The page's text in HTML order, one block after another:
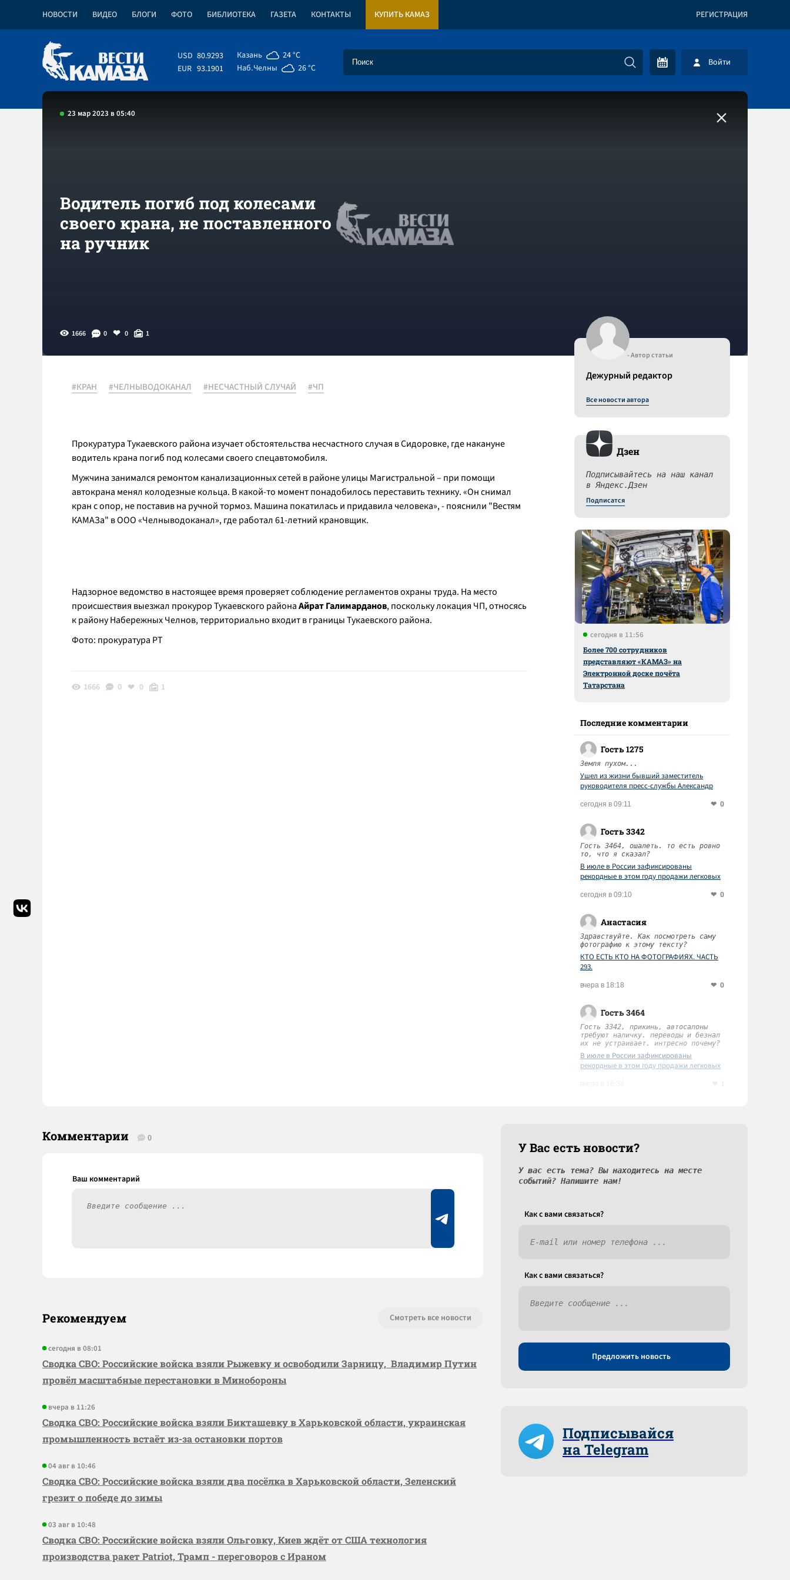
НОВОСТИ ВИДЕО БЛОГИ ФОТО БИБЛИОТЕКА ГАЗЕТА КОНТАКТЫ КУПИТЬ КАМАЗ РЕГИСТРАЦИЯ
USD 80.9293
EUR 93.1901
Казань
24 °C
Наб.Челны
26 °C Войти
23 мар 2023 в 05:40
Водитель погиб под колесами
своего крана, не поставленного
на ручник
1666 0 0 1
#КРАН #ЧЕЛНЫВОДОКАНАЛ #НЕСЧАСТНЫЙ СЛУЧАЙ #ЧП
Прокуратура Тукаевского района изучает обстоятельства несчастного случая в Сидоровке, где накануне
водитель крана погиб под колесами своего спецавтомобиля.
Мужчина занимался ремонтом канализационных сетей в районе улицы Магистральной – при помощи
автокрана менял колодезные кольца. В какой-то момент понадобилось переставить технику. «Он снимал
кран с опор, не поставив на ручной тормоз. Машина покатилась и придавила человека», - пояснили "Вестям
КАМАЗа" в ООО «Челныводоканал», где работал 61-летний крановщик.
Надзорное ведомство в настоящее время проверяет соблюдение регламентов охраны труда. На место
происшествия выезжал прокурор Тукаевского районаАйрат Галимарданов, поскольку локация ЧП, относясь
к району Набережных Челнов, территориально входит в границы Тукаевского района.
Фото: прокуратура РТ
1666 0 0 1
- Автор статьи
Дежурный редактор
Все новости автора
Дзен
Подписывайтесь на наш канал
в Яндекс.Дзен
Подписатся
сегодня в 11:56
Более 700 сотрудников
представляют «КАМАЗ» на
Электронной доске почёта
Татарстана
Последние комментарии
Гость 1275
Земля пухом...
Ушел из жизни бывший заместитель
руководителя пресс-службы Александр
сегодня в 09:11 0
Гость 3342
Гость 3464, ошалеть. то есть ровно
то, что я сказал?
В июле в России зафиксированы
рекордные в этом году продажи легковых
сегодня в 09:10 0
Анастасия
Здравствуйте. Как посмотреть саму
фотографию к этому тексту?
КТО ЕСТЬ КТО НА ФОТОГРАФИЯХ. ЧАСТЬ
293.
вчера в 18:18 0
Гость 3464
Гость 3342, прикинь, автосалоны
требуют наличку. переводы и безнал
их не устраивает. интресно почему?
В июле в России зафиксированы
рекордные в этом году продажи легковых
Комментарии 0
Рекомендуем Смотреть все новости
сегодня в 08:01
Сводка СВО: Российские войска взяли Рыжевку и освободили Зарницу, Владимир Путин
провёл масштабные перестановки в Минобороны
вчера в 11:26
Сводка СВО: Российские войска взяли Бикташевку в Харьковской области, украинская
промышленность встаёт из-за остановки портов
04 авг в 10:46
Сводка СВО: Российские войска взяли два посёлка в Харьковской области, Зеленский
грезит о победе до зимы
03 авг в 10:48
Сводка СВО: Российские войска взяли Ольговку, Киев ждёт от США технология
производства ракет Patriot, Трамп - переговоров с Ираном
У Вас есть новости?
У вас есть тема? Вы находитесь на месте
событий? Напишите нам!
Как c вами связаться?
Как c вами связаться?
Предложить новость
Подписывайся
на Telegram